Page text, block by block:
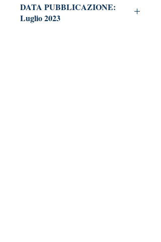
DATA PUBBLICAZIONE:
Luglio 2023